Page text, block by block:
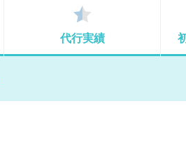
代行実績